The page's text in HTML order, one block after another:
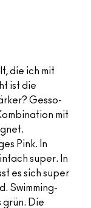
die ich mit
ist die
Gesso-
mit
Pink. In
super. In
es sich super
Swimming-
grün. Die